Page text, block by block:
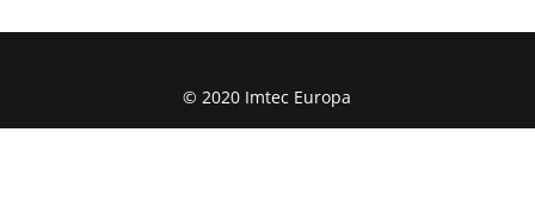
© 2020 Imtec Europa